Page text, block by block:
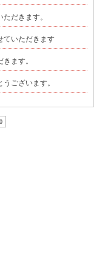
だきます。
ていただきます
ます。
ございます。
0